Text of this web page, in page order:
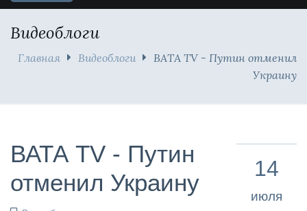
Видеоблоги
Главная Видеоблоги
ВАТА TV - Путин отменил
Украину
ВАТА TV - Путин
отменил Украину
14
июля